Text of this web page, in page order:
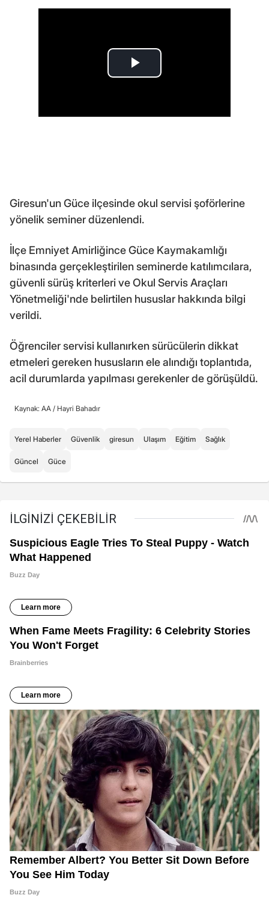
Giresun'un Güce ilçesinde okul servisi şoförlerine
yönelik seminer düzenlendi.
İlçe Emniyet Amirliğince Güce Kaymakamlığı
binasında gerçekleştirilen seminerde katılımcılara,
güvenli sürüş kriterleri ve Okul Servis Araçları
Yönetmeliği'nde belirtilen hususlar hakkında bilgi
verildi.
Öğrenciler servisi kullanırken sürücülerin dikkat
etmeleri gereken hususların ele alındığı toplantıda,
acil durumlarda yapılması gerekenler de görüşüldü.
Kaynak: AA / Hayri Bahadır
Yerel Haberler Güvenlik giresun Ulaşım Eğitim Sağlık
Güncel Güce